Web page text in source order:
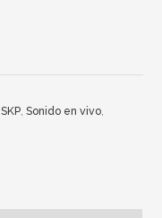
,SKP ,Sonido en vivo